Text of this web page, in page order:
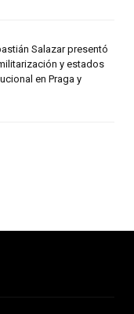
Salazar presentó
y estados
en Praga y